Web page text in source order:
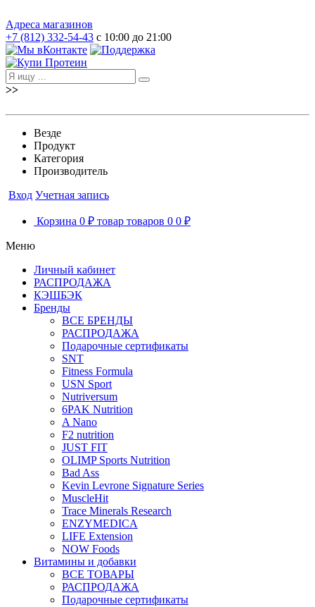
Адреса магазинов
+7 (812) 332-54-43 с 10:00 до 21:00
>>
Везде
Продукт
Категория
Производитель
Вход Учетная запись
Корзина 0 ₽ товар товаров 0 0 ₽
Меню
Личный кабинет
РАСПРОДАЖА
КЭШБЭК
Бренды
ВСЕ БРЕНДЫ
РАСПРОДАЖА
Подарочные сертификаты
SNT
Fitness Formula
USN Sport
Nutriversum
6PAK Nutrition
A Nano
F2 nutrition
JUST FIT
OLIMP Sports Nutrition
Bad Ass
Kevin Levrone Signature Series
MuscleHit
Trace Minerals Research
ENZYMEDICA
LIFE Extension
NOW Foods
Витамины и добавки
ВСЕ ТОВАРЫ
РАСПРОДАЖА
Подарочные сертификаты